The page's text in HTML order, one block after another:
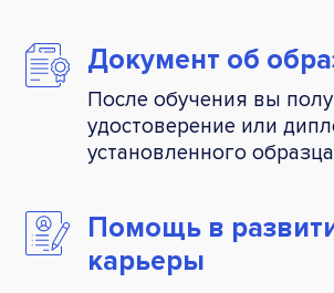
Документ об
После обучения вы
удостоверение или
установленного образца
Помощь в
карьеры